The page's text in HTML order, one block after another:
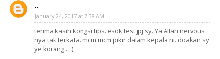
..
January 24, 2017 at 7:38 AM
terima kasih kongsi tips. esok test jpj sy. Ya Allah nervous
nya tak terkata. mcm mcm pikir dalam kepala ni. doakan sy
ye korang... :)